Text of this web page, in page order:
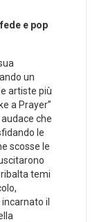
e pop
⁣un
artiste più
a Prayer”
che
le
scosse le
temi
il